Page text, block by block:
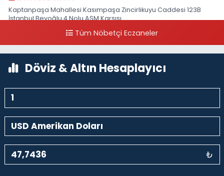
Kaptanpaşa Mahallesi Kasımpaşa Zincirlikuyu Caddesi 123B
İstanbul Beyoğlu 4 Nolu ASM Karşısı
0 (212) 297 96 92 Yol Tarifi Al
Tüm Nöbetçi Eczaneler
Döviz & Altın Hesaplayıcı
₺